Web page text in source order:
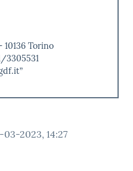
Torino
3305531
2023, 14:27